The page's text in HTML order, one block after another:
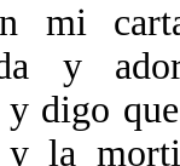
mi
y
y digo
y la